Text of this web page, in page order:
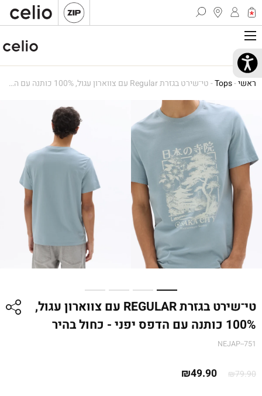
ראשי-
Tops
-טי־שירט בגזרת Regular עם צווארון עגול, 100% כותנה עם הדפס יפני – כחול בהיר
טי־שירט בגזרת REGULAR עם צווארון עגול,
100% כותנה עם הדפס יפני - כחול בהיר
NEJAP--751
₪79.90
המחיר₪49.90